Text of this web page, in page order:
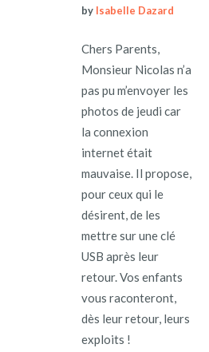
by Isabelle Dazard
Chers Parents,
Monsieur Nicolas n’a
pas pu m’envoyer les
photos de jeudi car
la connexion
internet était
mauvaise. Il propose,
pour ceux qui le
désirent, de les
mettre sur une clé
USB après leur
retour. Vos enfants
vous raconteront,
dès leur retour, leurs
exploits !